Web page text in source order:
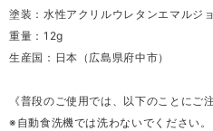
塗装：水性アクリルウレタンエマルジ
重量：12g
生産国：日本（広島県府中市）
《普段のご使用では、以下のことにご
※自動食洗機では洗わないでください。